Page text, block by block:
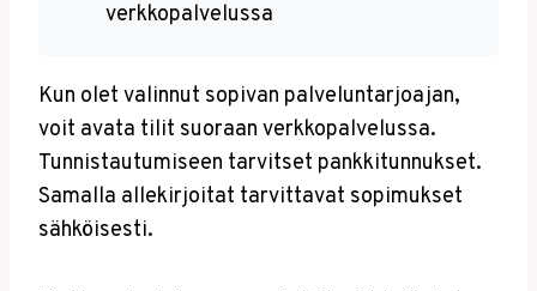
verkkopalvelussa
Kun olet valinnut sopivan palveluntarjoajan,
voit avata tilit suoraan verkkopalvelussa.
Tunnistautumiseen tarvitset pankkitunnukset.
Samalla allekirjoitat tarvittavat sopimukset
sähköisesti.